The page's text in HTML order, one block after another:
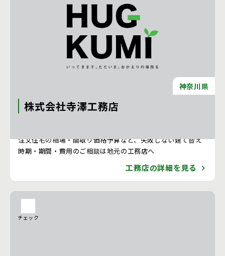
神奈川県
株式会社寺澤工務店
注文住宅の相場・間取り価格予算など、失敗しない建て替え
時期・期間・費用のご相談は地元の工務店へ
工務店の詳細を見る
チェック